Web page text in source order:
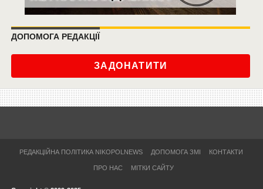
ДОПОМОГА РЕДАКЦІЇ
ЗАДОНАТИТИ
РЕДАКЦІЙНА ПОЛІТИКА NIKOPOLNEWS ДОПОМОГА ЗМІ КОНТАКТИ
ПРО НАС МІТКИ САЙТУ